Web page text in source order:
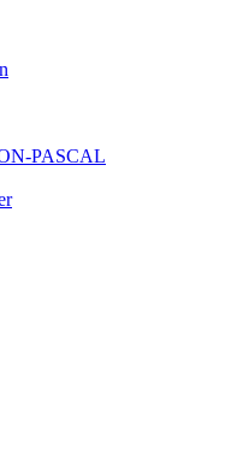
PASCAL